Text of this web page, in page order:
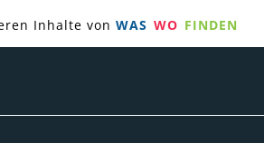
Inhalte von WAS WO FINDEN